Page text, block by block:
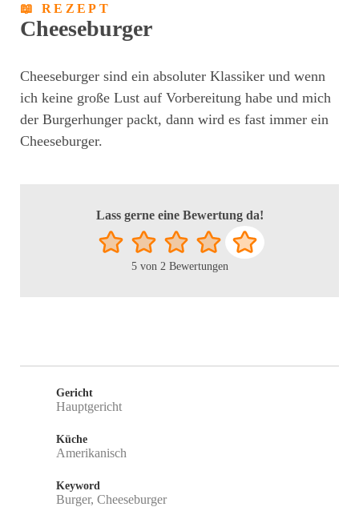
📖 REZEPT
Cheeseburger
Cheeseburger sind ein absoluter Klassiker und wenn
ich keine große Lust auf Vorbereitung habe und mich
der Burgerhunger packt, dann wird es fast immer ein
Cheeseburger.
Lass gerne eine Bewertung da!
5von 2Bewertungen
Gericht
Hauptgericht
Küche
Amerikanisch
Keyword
Burger, Cheeseburger